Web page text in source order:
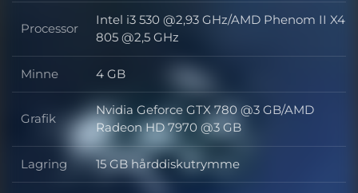
Processor Processor
Intel i3 530 @2,93 GHz/AMD Phenom II X4
805 @2,5 GHz
Minne Minne
4 GB
Grafik Grafik
Nvidia Geforce GTX 780 @3 GB/AMD
Radeon HD 7970 @3 GB
Lagring Lagring
15 GB hårddiskutrymme